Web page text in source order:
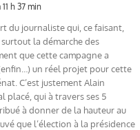
h 37 min
du journaliste qui, ce faisant,
la démarche des
que cette campagne a
un réel projet pour cette
C’est justement Alain
placé, qui à travers ses 5
à donner de la hauteur au
que l’élection à la présidence